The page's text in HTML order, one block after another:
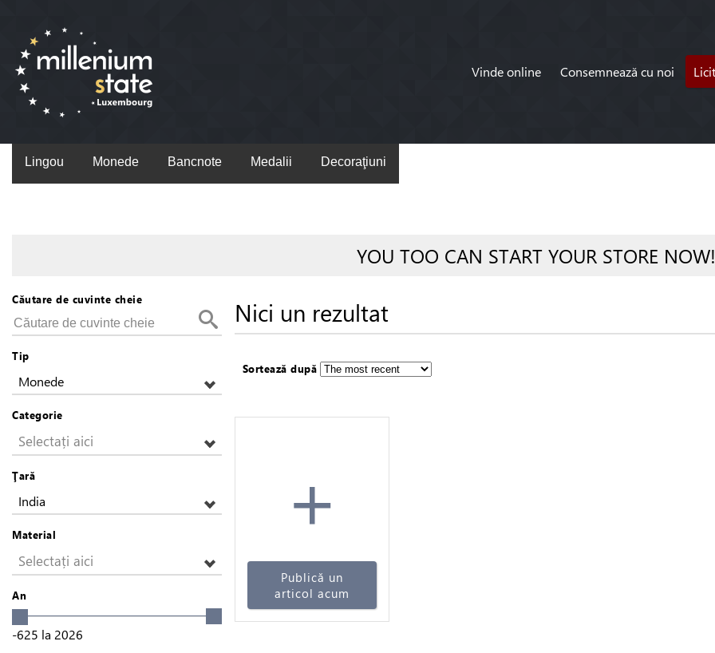
Vinde online Consemnează cu noi
Lingou Monede Bancnote Medalii Decoraţiuni
YOU TOO CAN START YOUR STORE NOW!
Căutare de cuvinte cheie
Tip
Monede
Categorie
Selectați aici
Ţară
India
Material
Selectați aici
An
-625 la 2026
Nici un rezultat
Sortează după
+
Publică un
articol acum